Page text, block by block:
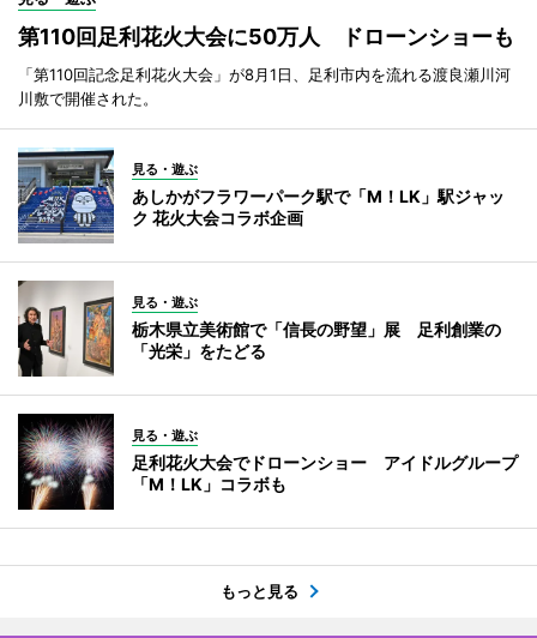
第110回足利花火大会に50万人 ドローンショーも
「第110回記念足利花火大会」が8月1日、足利市内を流れる渡良瀬川河
川敷で開催された。
見る・遊ぶ
あしかがフラワーパーク駅で「M！LK」駅ジャッ
ク 花火大会コラボ企画
見る・遊ぶ
栃木県立美術館で「信長の野望」展 足利創業の
「光栄」をたどる
見る・遊ぶ
足利花火大会でドローンショー アイドルグループ
「M！LK」コラボも
もっと見る